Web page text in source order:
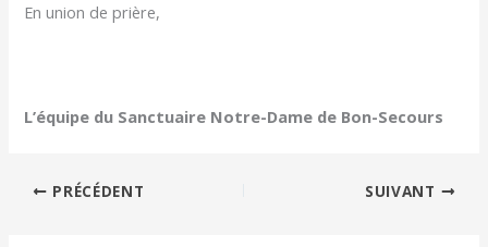
En union de prière,
L’équipe du Sanctuaire Notre-Dame de Bon-Secours
PRÉCÉDENT SUIVANT